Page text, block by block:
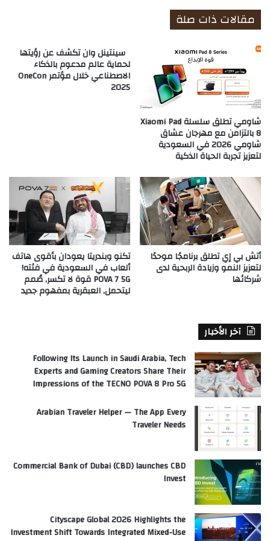
مقالات ذات صلة
شاومي تطلق سلسلة Xiaomi Pad
8 بالتزامن مع مهرجان عشاق
شاومي 2026 في السعودية
لتعزيز تجربة الحياة الذكية
سينتينل وان تكشف عن رؤيتها
لحماية عالم مدعوم بالذكاء
الاصطناعي خلال مؤتمر OneCon
2025
أتش بي إي تطلق برنامجًا موحدًا
لتعزيز النمو وزيادة الربحية لدى
شركائها
تكنو وبندريتا يعودان بأقوى هاتف
ألعاب في السعودية في فئته!
POVA 7 5G قوة لا تكسر, صُمم
ليتحمل, العبقرية بمفهوم جديد
آخر الأخبار
Following Its Launch in Saudi Arabia, Tech
Experts and Gaming Creators Share Their
Impressions of the TECNO POVA 8 Pro 5G
Arabian Traveler Helper — The App Every
Traveler Needs
Commercial Bank of Dubai (CBD) launches CBD
Invest
Cityscape Global 2026 Highlights the
Investment Shift Towards Integrated Mixed-Use